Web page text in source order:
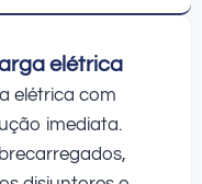
elétrica
elétrica com
imediata.